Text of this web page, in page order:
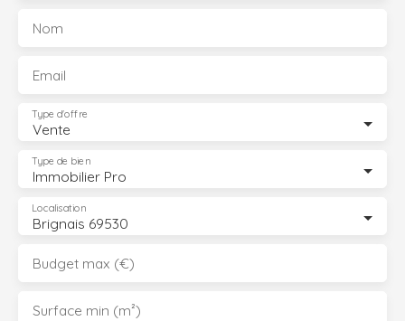
Nom
Email
Vente
Type d'offre
Immobilier Pro
Type de bien
Brignais 69530
Localisation
Budget max (€)
Surface min (m²)